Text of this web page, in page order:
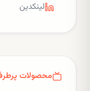
لینکدین
محصولات